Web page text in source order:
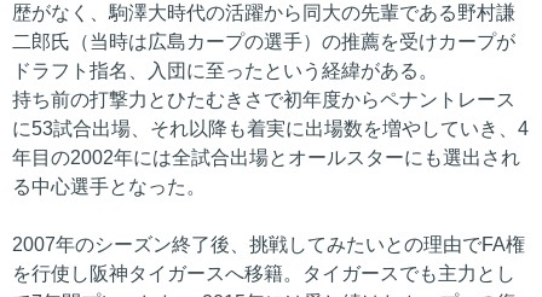
歴がなく、駒澤大時代の活躍から同大の先輩である野村謙
二郎氏（当時は広島カープの選手）の推薦を受けカープが
ドラフト指名、入団に至ったという経緯がある。
持ち前の打撃力とひたむきさで初年度からペナントレース
に53試合出場、それ以降も着実に出場数を増やしていき、4
年目の2002年には全試合出場とオールスターにも選出され
る中心選手となった。
2007年のシーズン終了後、挑戦してみたいとの理由でFA権
を行使し阪神タイガースへ移籍。タイガースでも主力とし